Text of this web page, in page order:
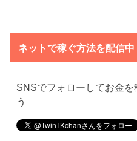
ネットで稼ぐ方法を配信中
SNSでフォローしてお金
う